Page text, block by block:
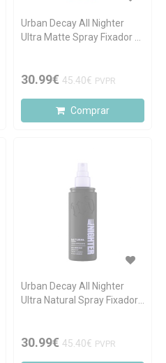
Urban Decay All Nighter
Ultra Matte Spray Fixador à
30.99€ 45.40€ PVPR
Comprar
Urban Decay All Nighter
Ultra Natural Spray Fixador
30.99€ 45.40€ PVPR